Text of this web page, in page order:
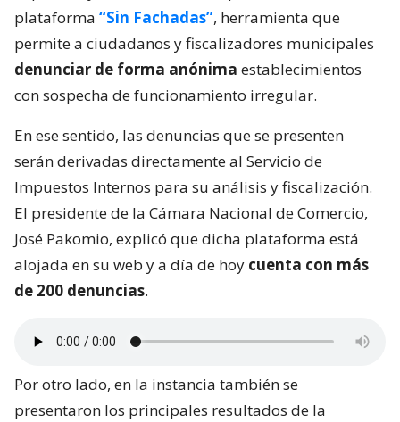
plataforma “Sin Fachadas”, herramienta que
permite a ciudadanos y fiscalizadores municipales
denunciar de forma anónima establecimientos
con sospecha de funcionamiento irregular.
En ese sentido, las denuncias que se presenten
serán derivadas directamente al Servicio de
Impuestos Internos para su análisis y fiscalización.
El presidente de la Cámara Nacional de Comercio,
José Pakomio, explicó que dicha plataforma está
alojada en su web y a día de hoy cuenta con más
de 200 denuncias.
Por otro lado, en la instancia también se
presentaron los principales resultados de la